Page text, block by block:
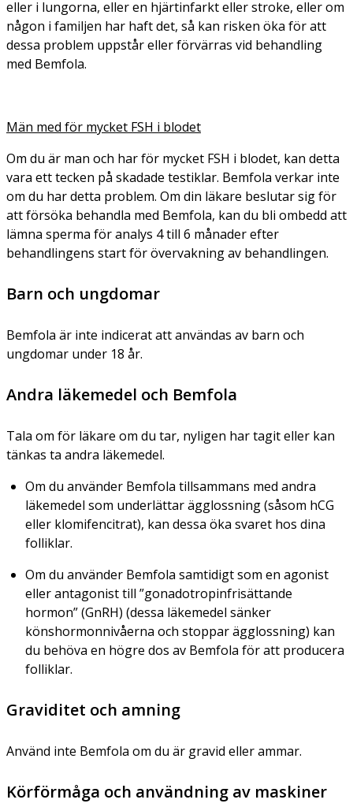
eller i lungorna, eller en hjärtinfarkt eller stroke, eller om
någon i familjen har haft det, så kan risken öka för att
dessa problem uppstår eller förvärras vid behandling
med Bemfola.
Män med för mycket FSH i blodet
Om du är man och har för mycket FSH i blodet, kan detta
vara ett tecken på skadade testiklar. Bemfola verkar inte
om du har detta problem. Om din läkare beslutar sig för
att försöka behandla med Bemfola, kan du bli ombedd att
lämna sperma för analys 4 till 6 månader efter
behandlingens start för övervakning av behandlingen.
Barn och ungdomar
Bemfola är inte indicerat att användas av barn och
ungdomar under 18 år.
Andra läkemedel och Bemfola
Tala om för läkare om du tar, nyligen har tagit eller kan
tänkas ta andra läkemedel.
Om du använder Bemfola tillsammans med andra
läkemedel som underlättar ägglossning (såsom hCG
eller klomifencitrat), kan dessa öka svaret hos dina
folliklar.
Om du använder Bemfola samtidigt som en agonist
eller antagonist till ”gonadotropinfrisättande
hormon” (GnRH) (dessa läkemedel sänker
könshormonnivåerna och stoppar ägglossning) kan
du behöva en högre dos av Bemfola för att producera
folliklar.
Graviditet och amning
Använd inte Bemfola om du är gravid eller ammar.
Körförmåga och användning av maskiner